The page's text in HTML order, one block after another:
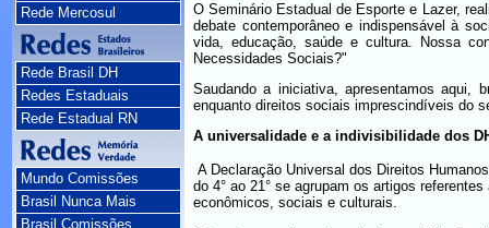
Rede Mercosul
Rede Brasil DH
Redes Estaduais
Rede Estadual RN
Mundo Comissões
Brasil Nunca Mais
Brasil Comissões
O Seminário Estadual de Esporte e Lazer,
debate contemporâneo e indispensável à
vida, educação, saúde e cultura. Nossa
Necessidades Sociais?"
Saudando a iniciativa, apresentamos aqui,
enquanto direitos sociais imprescindíveis do
A universalidade e a indivisibilidade dos
A Declaração Universal dos Direitos
do 4° ao 21° se agrupam os artigos
econômicos, sociais e culturais.